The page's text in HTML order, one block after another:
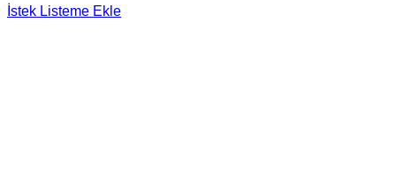
İstek Listeme Ekle